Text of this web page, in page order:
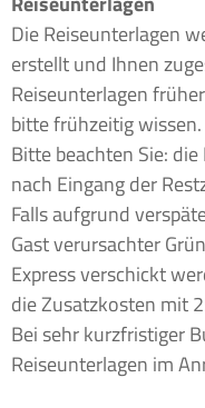
Die Reiseunterlagen
erstellt und Ihnen
Reiseunterlagen
bitte frühzeitig wissen.
Bitte beachten Sie:
nach Eingang der
Falls aufgrund
Gast verursachter
Express verschickt
die Zusatzkosten mit
Bei sehr kurzfristiger
Reiseunterlagen im